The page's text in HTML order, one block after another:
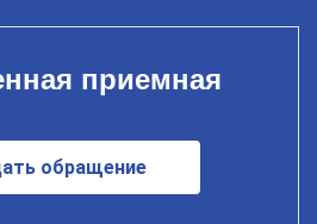
приемная
обращение